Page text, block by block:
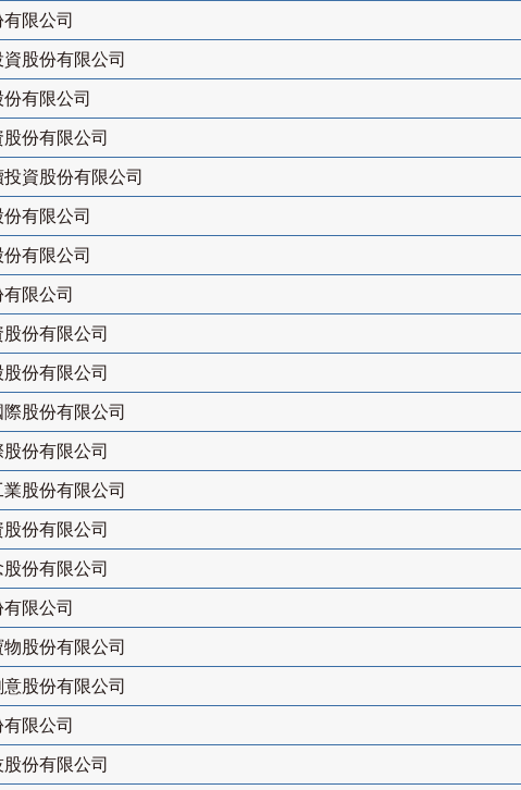
限公司
股份有限公司
有限公司
份有限公司
資股份有限公司
有限公司
有限公司
限公司
份有限公司
份有限公司
股份有限公司
份有限公司
股份有限公司
份有限公司
份有限公司
限公司
股份有限公司
股份有限公司
限公司
份有限公司